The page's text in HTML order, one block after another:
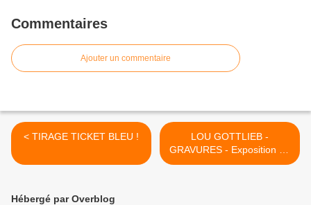
Commentaires
Ajouter un commentaire
< TIRAGE TICKET BLEU !
LOU GOTTLIEB -
GRAVURES - Exposition du
4 Mars au 2 Avril 2022 ! >
Hébergé par Overblog